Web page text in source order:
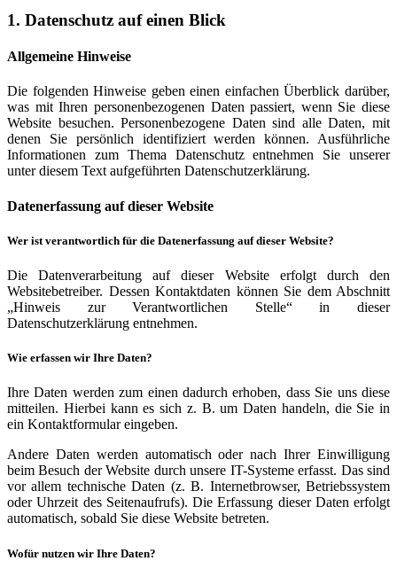
1. Datenschutz auf einen Blick
Allgemeine Hinweise
Die folgenden Hinweise geben einen einfachen Überblick darüber,
was mit Ihren personenbezogenen Daten passiert, wenn Sie diese
Website besuchen. Personenbezogene Daten sind alle Daten, mit
denen Sie persönlich identifiziert werden können. Ausführliche
Informationen zum Thema Datenschutz entnehmen Sie unserer
unter diesem Text aufgeführten Datenschutzerklärung.
Datenerfassung auf dieser Website
Wer ist verantwortlich für die Datenerfassung auf dieser Website?
Die Datenverarbeitung auf dieser Website erfolgt durch den
Websitebetreiber. Dessen Kontaktdaten können Sie dem Abschnitt
„Hinweis zur Verantwortlichen Stelle“ in dieser
Datenschutzerklärung entnehmen.
Wie erfassen wir Ihre Daten?
Ihre Daten werden zum einen dadurch erhoben, dass Sie uns diese
mitteilen. Hierbei kann es sich z. B. um Daten handeln, die Sie in
ein Kontaktformular eingeben.
Andere Daten werden automatisch oder nach Ihrer Einwilligung
beim Besuch der Website durch unsere IT-Systeme erfasst. Das sind
vor allem technische Daten (z. B. Internetbrowser, Betriebssystem
oder Uhrzeit des Seitenaufrufs). Die Erfassung dieser Daten erfolgt
automatisch, sobald Sie diese Website betreten.
Wofür nutzen wir Ihre Daten?